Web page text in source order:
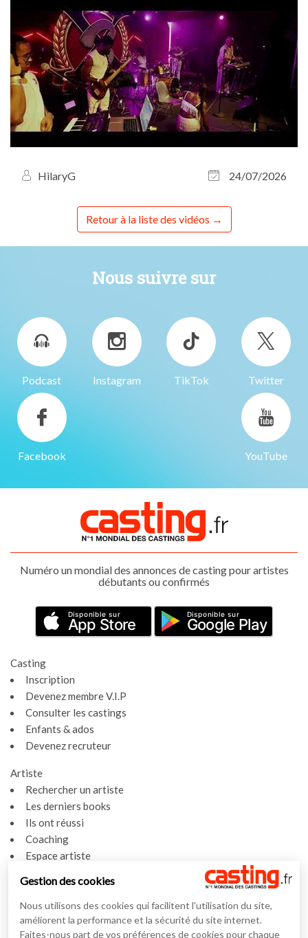
HilaryG 24/07/2026
Retour à la liste des vidéos
Nous suivre sur
Podcast Instagram TikTok Twitter
Facebook YouTube
Numéro un mondial des annonces de casting pour artistes
débutants ou confirmés
Disponible sur
App Store
Disponible sur
Google Play
Casting
Inscription
Devenez membre V.I.P
Consulter les castings
Enfants & ados
Devenez recruteur
Artiste
Rechercher un artiste
Les derniers books
Ils ont réussi
Coaching
Espace artiste
Actualités
Actualités
Vidéos
Gestion des cookies
Nous utilisons des cookies qui facilitent l'utilisation du site,
améliorent la performance et la sécurité du site internet.
Faites-nous part de vos préférences de cookies pour chaque